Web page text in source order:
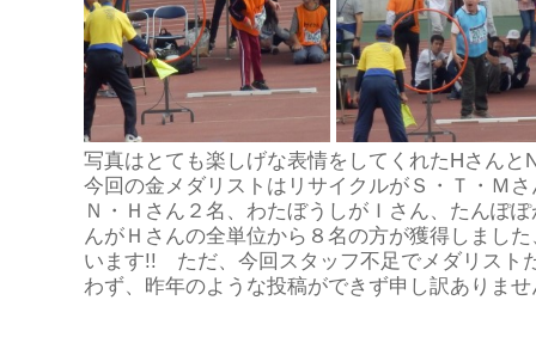
写真はとても楽しげな表情をしてくれたHさんと
今回の金メダリストはリサイクルがＳ・Ｔ・Ｍ
Ｎ・Ｈさん２名、わたぼうしがＩさん、たんぽ
んがＨさんの全単位から８名の方が獲得しまし
います!! ただ、今回スタッフ不足でメダリスト
わず、昨年のような投稿ができず申し訳ありませ